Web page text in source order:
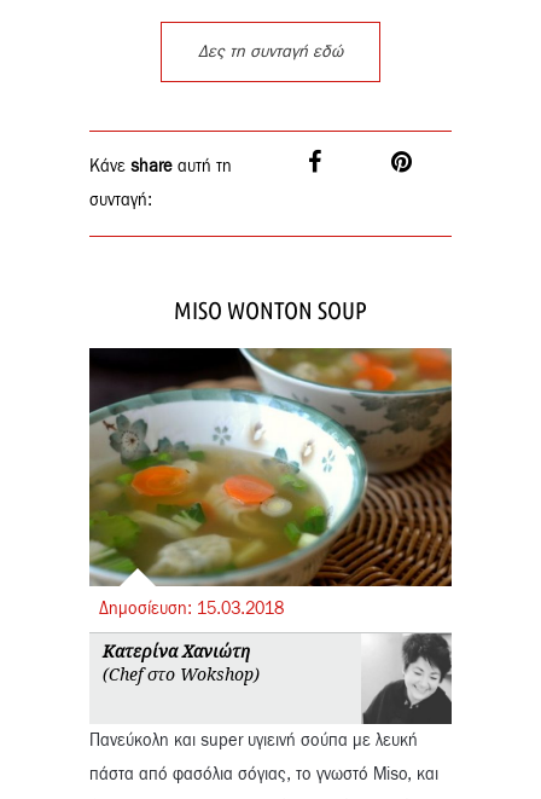
Δες τη συνταγή εδώ
Κάνε share αυτή τη
συνταγή:
MISO WONTON SOUP
Δημοσίευση: 15.03.2018
Κατερίνα Χανιώτη
(Chef στο Wokshop)
Πανεύκολη και super υγιεινή σούπα με λευκή
πάστα από φασόλια σόγιας, το γνωστό Miso, και